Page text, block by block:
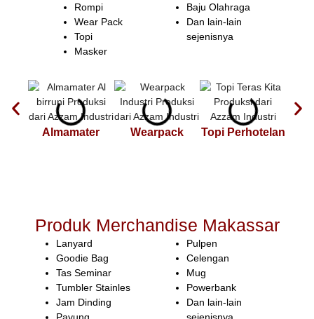
Rompi
Wear Pack
Topi
Masker
Baju Olahraga
Dan lain-lain
sejenisnya
Almamater Wearpack Topi Perhotelan
Produk Merchandise Makassar
Lanyard
Goodie Bag
Tas Seminar
Tumbler Stainles
Jam Dinding
Pulpen
Celengan
Mug
Powerbank
Dan lain-lain